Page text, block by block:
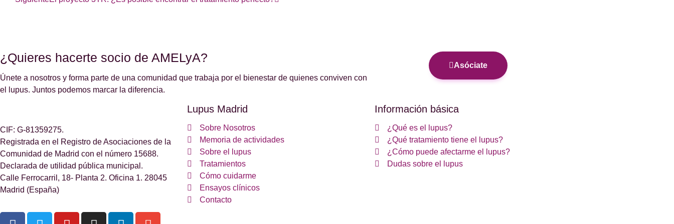
¿Quieres hacerte socio de AMELyA?
Únete a nosotros y forma parte de una comunidad que trabaja por el bienestar de quienes conviven con
el lupus. Juntos podemos marcar la diferencia.
Asóciate
CIF: G-81359275.
Registrada en el Registro de Asociaciones de la
Comunidad de Madrid con el número 15688.
Declarada de utilidad pública municipal.
Calle Ferrocarril, 18- Planta 2. Oficina 1. 28045
Madrid (España)
Lupus Madrid
Sobre Nosotros
Memoria de actividades
Sobre el lupus
Tratamientos
Cómo cuidarme
Ensayos clínicos
Contacto
Información básica
¿Qué es el lupus?
¿Qué tratamiento tiene el lupus?
¿Cómo puede afectarme el lupus?
Dudas sobre el lupus